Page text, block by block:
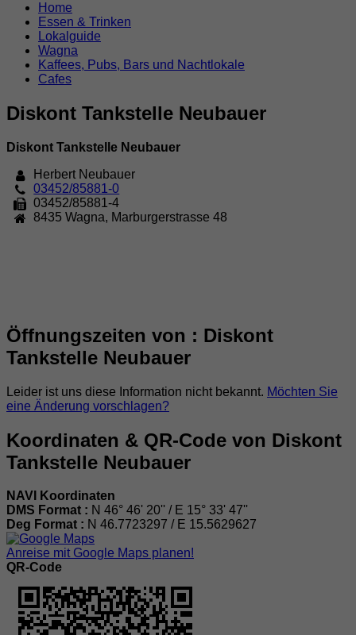
Home
Essen & Trinken
Lokalguide
Wagna
Kaffees, Pubs, Bars und Nachtlokale
Cafes
Diskont Tankstelle Neubauer
Diskont Tankstelle Neubauer
Herbert Neubauer
03452/85881-0
03452/85881-4
8435 Wagna, Marburgerstrasse 48
Öffnungszeiten von : Diskont
Tankstelle Neubauer
Leider ist uns diese Information nicht bekannt. Möchten Sie
eine Änderung vorschlagen?
Koordinaten & QR-Code von Diskont
Tankstelle Neubauer
NAVI Koordinaten
DMS Format : N 46° 46' 20'' / E 15° 33' 47''
Deg Format : N 46.7723297 / E 15.5629627
Anreise mit Google Maps planen!
QR-Code